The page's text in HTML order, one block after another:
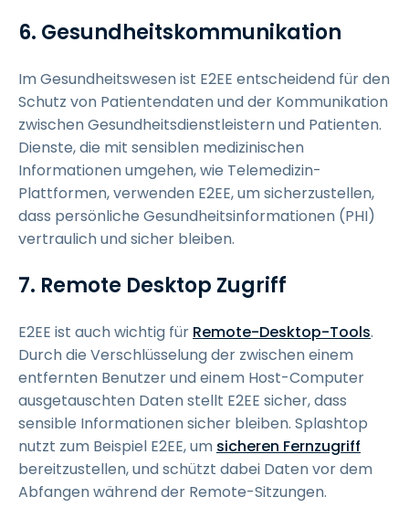
6. Gesundheitskommunikation
Im Gesundheitswesen ist E2EE entscheidend für den
Schutz von Patientendaten und der Kommunikation
zwischen Gesundheitsdienstleistern und Patienten.
Dienste, die mit sensiblen medizinischen
Informationen umgehen, wie Telemedizin-
Plattformen, verwenden E2EE, um sicherzustellen,
dass persönliche Gesundheitsinformationen (PHI)
vertraulich und sicher bleiben.
7. Remote Desktop Zugriff
E2EE ist auch wichtig für Remote-Desktop-Tools.
Durch die Verschlüsselung der zwischen einem
entfernten Benutzer und einem Host-Computer
ausgetauschten Daten stellt E2EE sicher, dass
sensible Informationen sicher bleiben. Splashtop
nutzt zum Beispiel E2EE, um sicheren Fernzugriff
bereitzustellen, und schützt dabei Daten vor dem
Abfangen während der Remote-Sitzungen.